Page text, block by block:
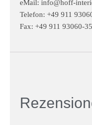
eMail: info@hoff-
Telefon: +49 911
Fax: +49 911 93060-35